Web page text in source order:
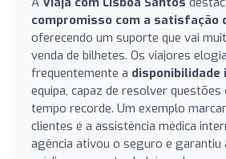
compromisso com a satisfação
oferecendo um suporte que vai
venda de bilhetes. Os viajores
frequentemente a disponibilidade
equipa, capaz de resolver questões
tempo recorde. Um exemplo
clientes é a assistência médica
agência ativou o seguro e garantiu